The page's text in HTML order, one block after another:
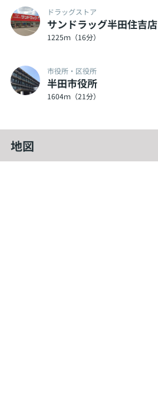
ドラッグストア
サンドラッグ半田住吉店
1225ｍ（16分）
市役所・区役所
半田市役所
1604ｍ（21分）
地図